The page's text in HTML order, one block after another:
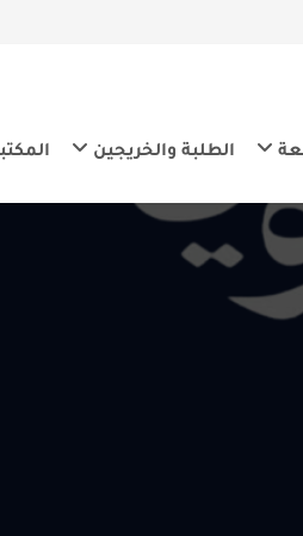
والخريجين المكتبة المركزية